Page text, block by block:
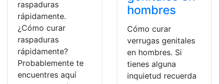
raspaduras
rápidamente.
¿Cómo curar
raspaduras
rápidamente?
Probablemente te
encuentres aquí
hombres
Cómo curar
verrugas genitales
en hombres. Si
tienes alguna
inquietud recuerda